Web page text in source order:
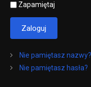
Zapamiętaj
Zaloguj
Nie pamiętasz nazwy?
Nie pamiętasz hasła?